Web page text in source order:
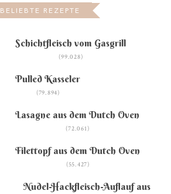
BELIEBTE REZEPTE
Schichtfleisch vom Gasgrill
(99.028)
Pulled Kasseler
(79.894)
Lasagne aus dem Dutch Oven
(72.061)
Filettopf aus dem Dutch Oven
(55.427)
Nudel-Hackfleisch-Auflauf aus